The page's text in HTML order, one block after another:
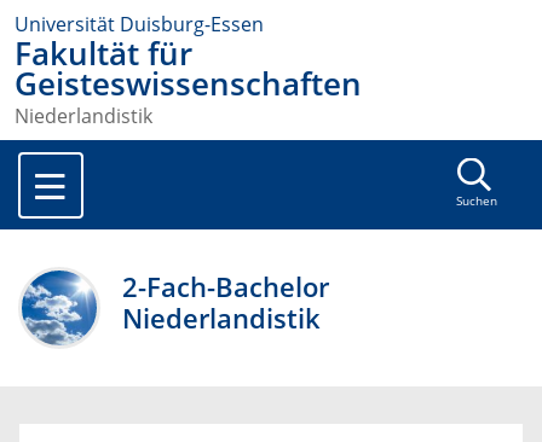
Universität Duisburg-Essen
Fakultät für
Geisteswissenschaften
Niederlandistik
Suchen
2-Fach-Bachelor
Niederlandistik